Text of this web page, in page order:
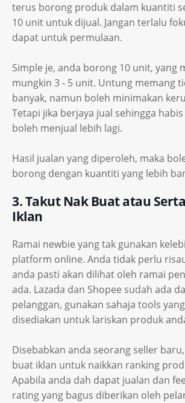
terus borong produk dalam kuantiti
10 unit untuk dijual. Jangan terlalu
dapat untuk permulaan.
Simple je, anda borong 10 unit, yang
mungkin 3 - 5 unit. Untung memang
banyak, namun boleh minimakan
Tetapi jika berjaya jual sehingga
boleh menjual lebih lagi.
Hasil jualan yang diperoleh, maka
borong dengan kuantiti yang lebih
3. Takut Nak Buat atau
Iklan
Ramai newbie yang tak gunakan
platform online. Anda tidak perlu
anda pasti akan dilihat oleh ramai
ada. Lazada dan Shopee sudah ada
pelanggan, gunakan sahaja tools
disediakan untuk lariskan produk
Disebabkan anda seorang seller
buat iklan untuk naikkan ranking
Apabila anda dah dapat jualan dan
rating yang bagus diberikan oleh